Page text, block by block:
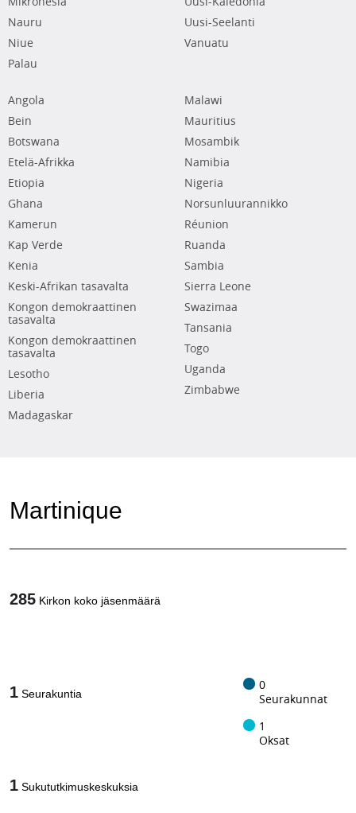
Nauru
Niue
Palau
Uusi-Seelanti
Vanuatu
Angola
Bein
Botswana
Etelä-Afrikka
Etiopia
Ghana
Kamerun
Kap Verde
Kenia
Keski-Afrikan tasavalta
Kongon demokraattinen
tasavalta
Kongon demokraattinen
tasavalta
Lesotho
Liberia
Madagaskar
Malawi
Mauritius
Mosambik
Namibia
Nigeria
Norsunluurannikko
Réunion
Ruanda
Sambia
Sierra Leone
Swazimaa
Tansania
Togo
Uganda
Zimbabwe
Martinique
285 Kirkon koko jäsenmäärä
1 Seurakuntia
0
Seurakunnat
1
Oksat
1 Sukututkimuskeskuksia